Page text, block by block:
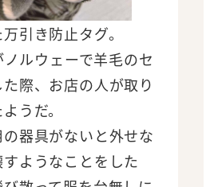
引き防止タグ。
ルウェーで羊毛のセ
際、お店の人が取り
うだ。
器具がないと外せな
ようなことをした